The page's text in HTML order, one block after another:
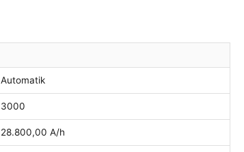
Automatik
3000
28.800,00 A/h